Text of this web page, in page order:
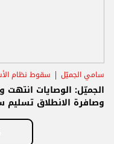
سامي الجميّل سقوط نظام
الجميّل: الوصايات
وصافرة الانطلاق تسليم